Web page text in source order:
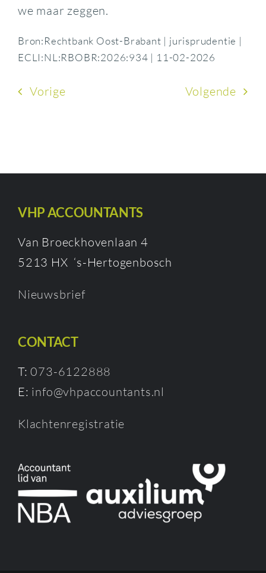
we maar zeggen.
Bron:Rechtbank Oost-Brabant | jurisprudentie |
ECLI:NL:RBOBR:2026:934 | 11-02-2026
Vorige Volgende
VHP ACCOUNTANTS
Van Broeckhovenlaan 4
5213 HX ‘s-Hertogenbosch
Nieuwsbrief
CONTACT
T:073-6122888
E: info@vhpaccountants.nl
Klachtenregistratie